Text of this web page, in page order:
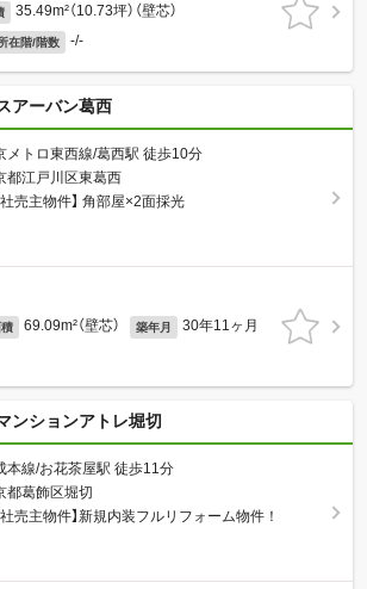
35.49m²（10.73坪）（壁芯）
在階/階数 -/-
アーバン葛西
メトロ東西線/葛西駅 徒歩10分
都江戸川区東葛西
社売主物件】 角部屋×2面採光
69.09m²（壁芯） 築年月 30年11ヶ月
ンションアトレ堀切
本線/お花茶屋駅 徒歩11分
都葛飾区堀切
社売主物件】新規内装フルリフォーム物件！